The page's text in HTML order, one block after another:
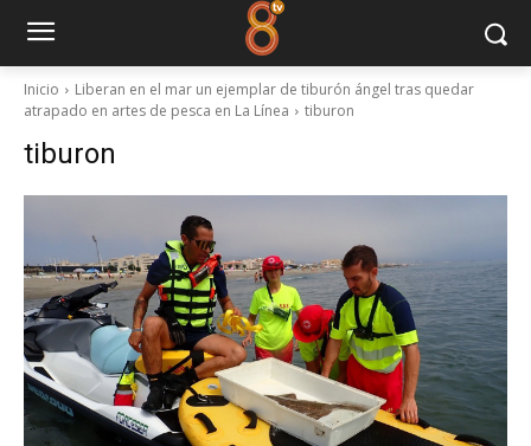
Inicio
Liberan en el mar un ejemplar de tiburón ángel tras quedar
atrapado en artes de pesca en La Línea
tiburon
tiburon